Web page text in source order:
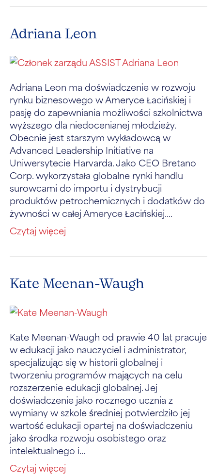
Adriana Leon
Adriana Leon ma doświadczenie w rozwoju
rynku biznesowego w Ameryce Łacińskiej i
pasję do zapewniania możliwości szkolnictwa
wyższego dla niedocenianej młodzieży.
Obecnie jest starszym wykładowcą w
Advanced Leadership Initiative na
Uniwersytecie Harvarda. Jako CEO Bretano
Corp. wykorzystała globalne rynki handlu
surowcami do importu i dystrybucji
produktów petrochemicznych i dodatków do
żywności w całej Ameryce Łacińskiej....
Czytaj więcej
Kate Meenan-Waugh
Kate Meenan-Waugh od prawie 40 lat pracuje
w edukacji jako nauczyciel i administrator,
specjalizując się w historii globalnej i
tworzeniu programów mających na celu
rozszerzenie edukacji globalnej. Jej
doświadczenie jako rocznego ucznia z
wymiany w szkole średniej potwierdziło jej
wartość edukacji opartej na doświadczeniu
jako środka rozwoju osobistego oraz
intelektualnego i...
Czytaj więcej